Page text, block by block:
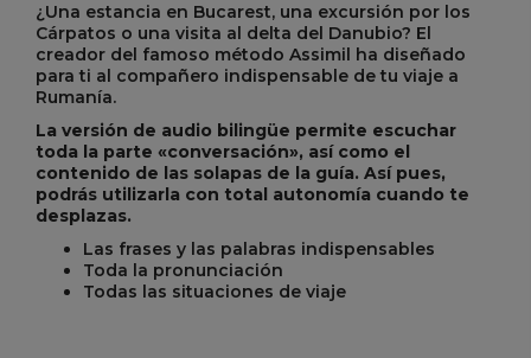
¿Una estancia en Bucarest, una excursión por los
Cárpatos o una visita al delta del Danubio? El
creador del famoso método Assimil ha diseñado
para ti al compañero indispensable de tu viaje a
Rumanía.
La versión de audio bilingüe permite escuchar
toda la parte «conversación», así como el
contenido de las solapas de la guía. Así pues,
podrás utilizarla con total autonomía cuando te
desplazas.
Las frases y las palabras indispensables
Toda la pronunciación
Todas las situaciones de viaje